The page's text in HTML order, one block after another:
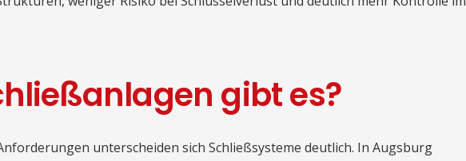
gibt es?
unterscheiden sich Schließsysteme deutlich. In Augsburg